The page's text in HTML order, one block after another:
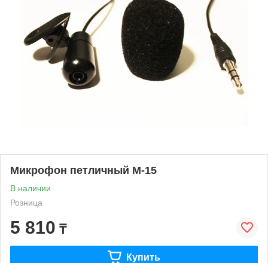
Микрофон петличный М-15
В наличии
Розница
5 810 ₸
Купить